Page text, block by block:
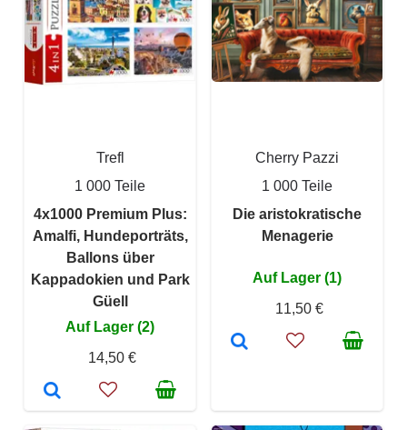
Trefl
1 000 Teile
4x1000 Premium Plus:
Amalfi, Hundeporträts,
Ballons über
Kappadokien und Park
Güell
Auf Lager (2)
14,50 €
Cherry Pazzi
1 000 Teile
Die aristokratische
Menagerie
Auf Lager (1)
11,50 €